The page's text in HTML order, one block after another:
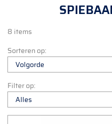
8 items
Sorteren op:
Filter op: